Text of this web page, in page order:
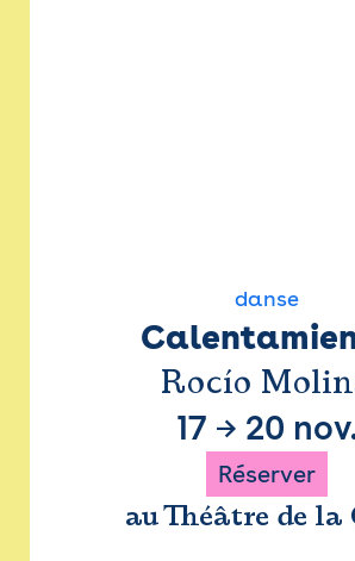
danse
Rocío
17 → 20
Réserver
au Théâtre de la